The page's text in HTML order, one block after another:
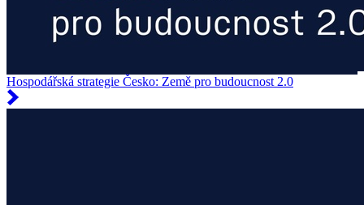
Hospodářská strategie Česko: Země pro budoucnost 2.0